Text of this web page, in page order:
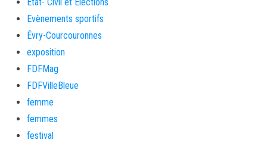
Evènements sportifs
Évry-Courcouronnes
exposition
FDFMag
FDFVilleBleue
femme
femmes
festival